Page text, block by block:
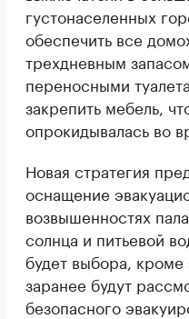
густонаселенных
обеспечить все
трехдневным
переносными
закрепить мебель,
опрокидывалась во
Новая стратегия
оснащение
возвышенностях
солнца и питьевой
будет выбора,
заранее будут
безопасного